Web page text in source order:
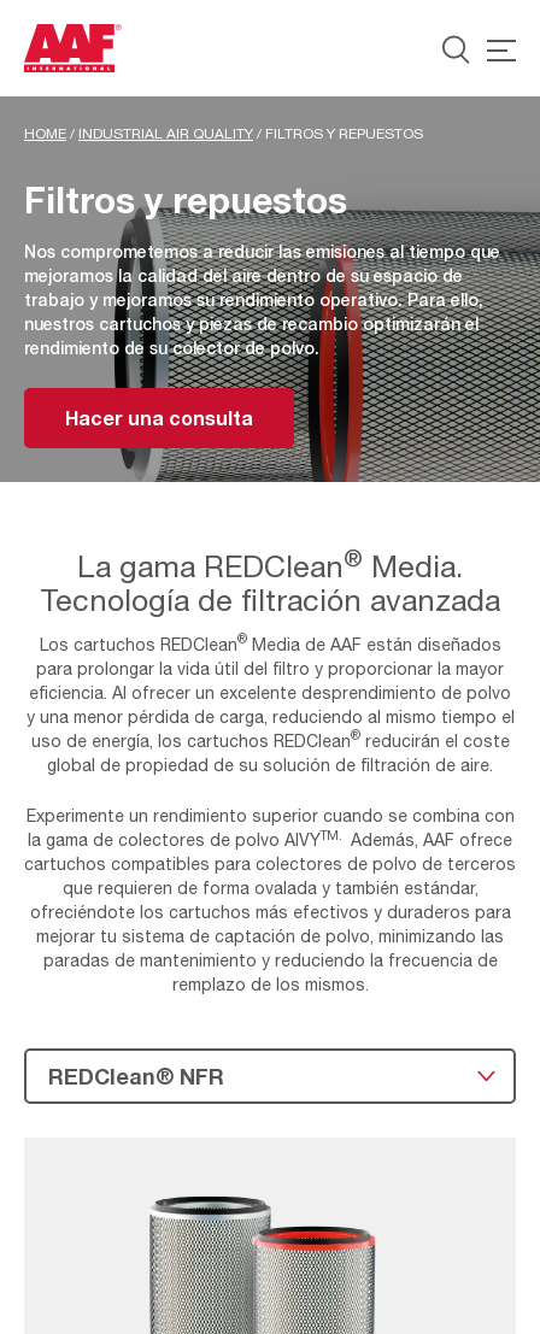
HOME / INDUSTRIAL AIR QUALITY / FILTROS Y REPUESTOS
Filtros y repuestos
Nos comprometemos a reducir las emisiones al tiempo que
mejoramos la calidad del aire dentro de su espacio de
trabajo y mejoramos su rendimiento operativo. Para ello,
nuestros cartuchos y piezas de recambio optimizarán el
rendimiento de su colector de polvo.
Hacer una consulta
La gama REDClean® Media.
Tecnología de filtración avanzada
Los cartuchos REDClean®Media de AAF están diseñados
para prolongar la vida útil del filtro y proporcionar la mayor
eficiencia. Al ofrecer un excelente desprendimiento de polvo
y una menor pérdida de carga, reduciendo al mismo tiempo el
uso de energía, los cartuchos REDClean®reducirán el coste
global de propiedad de su solución de filtración de aire.
Experimente un rendimiento superior cuando se combina con
la gama de colectores de polvo AIVYTM.
Además, AAF ofrece
cartuchos compatibles para colectores de polvo de terceros
que requieren de forma ovalada y también estándar,
ofreciéndote los cartuchos más efectivos y duraderos para
mejorar tu sistema de captación de polvo, minimizando las
paradas de mantenimiento y reduciendo la frecuencia de
remplazo de los mismos.